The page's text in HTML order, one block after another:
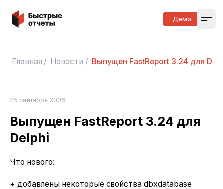
Быстрые отчеты Демо
Главная / Новости / Выпущен FastReport 3.24 для
25 сентября 2006
Выпущен FastReport 3.24 для
Delphi
Что нового:
+ добавлены некоторые свойства dbxdatabase